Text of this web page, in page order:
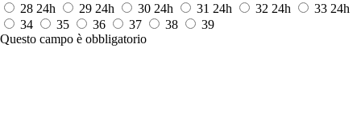
28 24h 29 24h 30 24h 31 24h 32 24h 33 24h
34
35 36 37 38
39
Questo campo è obbligatorio